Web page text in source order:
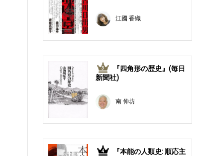
江國 香織
3
『四角形の歴史』(毎日
新聞社)
南 伸坊
4
『本能の人類史: 順応主